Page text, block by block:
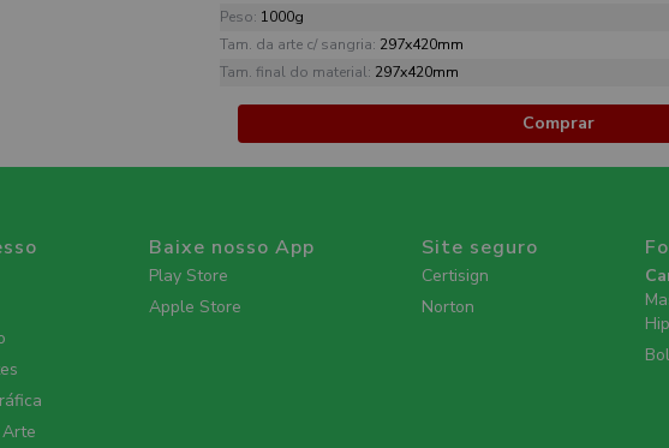
Peso: 1000g
Tam. da arte c/ sangria: 297x420mm
Tam. final do material: 297x420mm
Comprar
Baixe nosso App
Play Store
Apple Store
Site seguro
Certisign
Norton